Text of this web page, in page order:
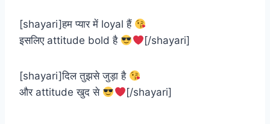
[shayari]हम प्यार में loyal हैं
इसलिए attitude bold है
[/shayari]
[shayari]दिल तुझसे जुड़ा है
और attitude खुद से
[/shayari]